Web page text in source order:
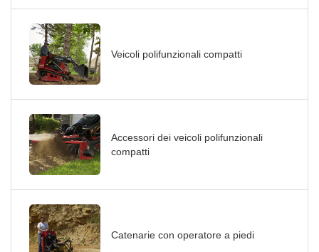
Veicoli polifunzionali compatti
Accessori dei veicoli polifunzionali
compatti
Catenarie con operatore a piedi